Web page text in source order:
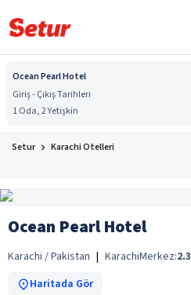
Ocean Pearl Hotel
Giriş - Çıkış Tarihleri
1 Oda, 2 Yetişkin
Setur Karachi Otelleri
Ocean Pearl Hotel
Karachi / Pakistan | KarachiMerkez:2.3
Haritada Gör